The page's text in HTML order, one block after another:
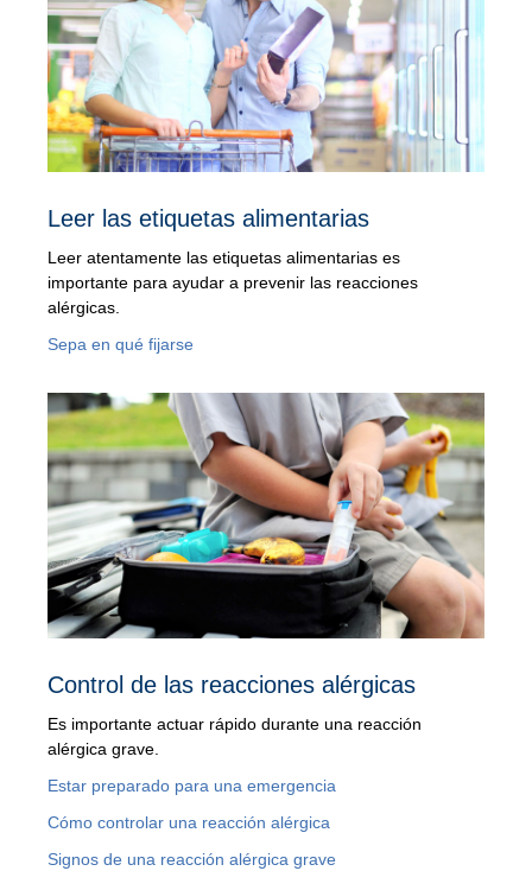
Leer las etiquetas alimentarias
Leer atentamente las etiquetas alimentarias es
importante para ayudar a prevenir las reacciones
alérgicas.
Sepa en qué fijarse
Control de las reacciones alérgicas
Es importante actuar rápido durante una reacción
alérgica grave.
Estar preparado para una emergencia
Cómo controlar una reacción alérgica
Signos de una reacción alérgica grave